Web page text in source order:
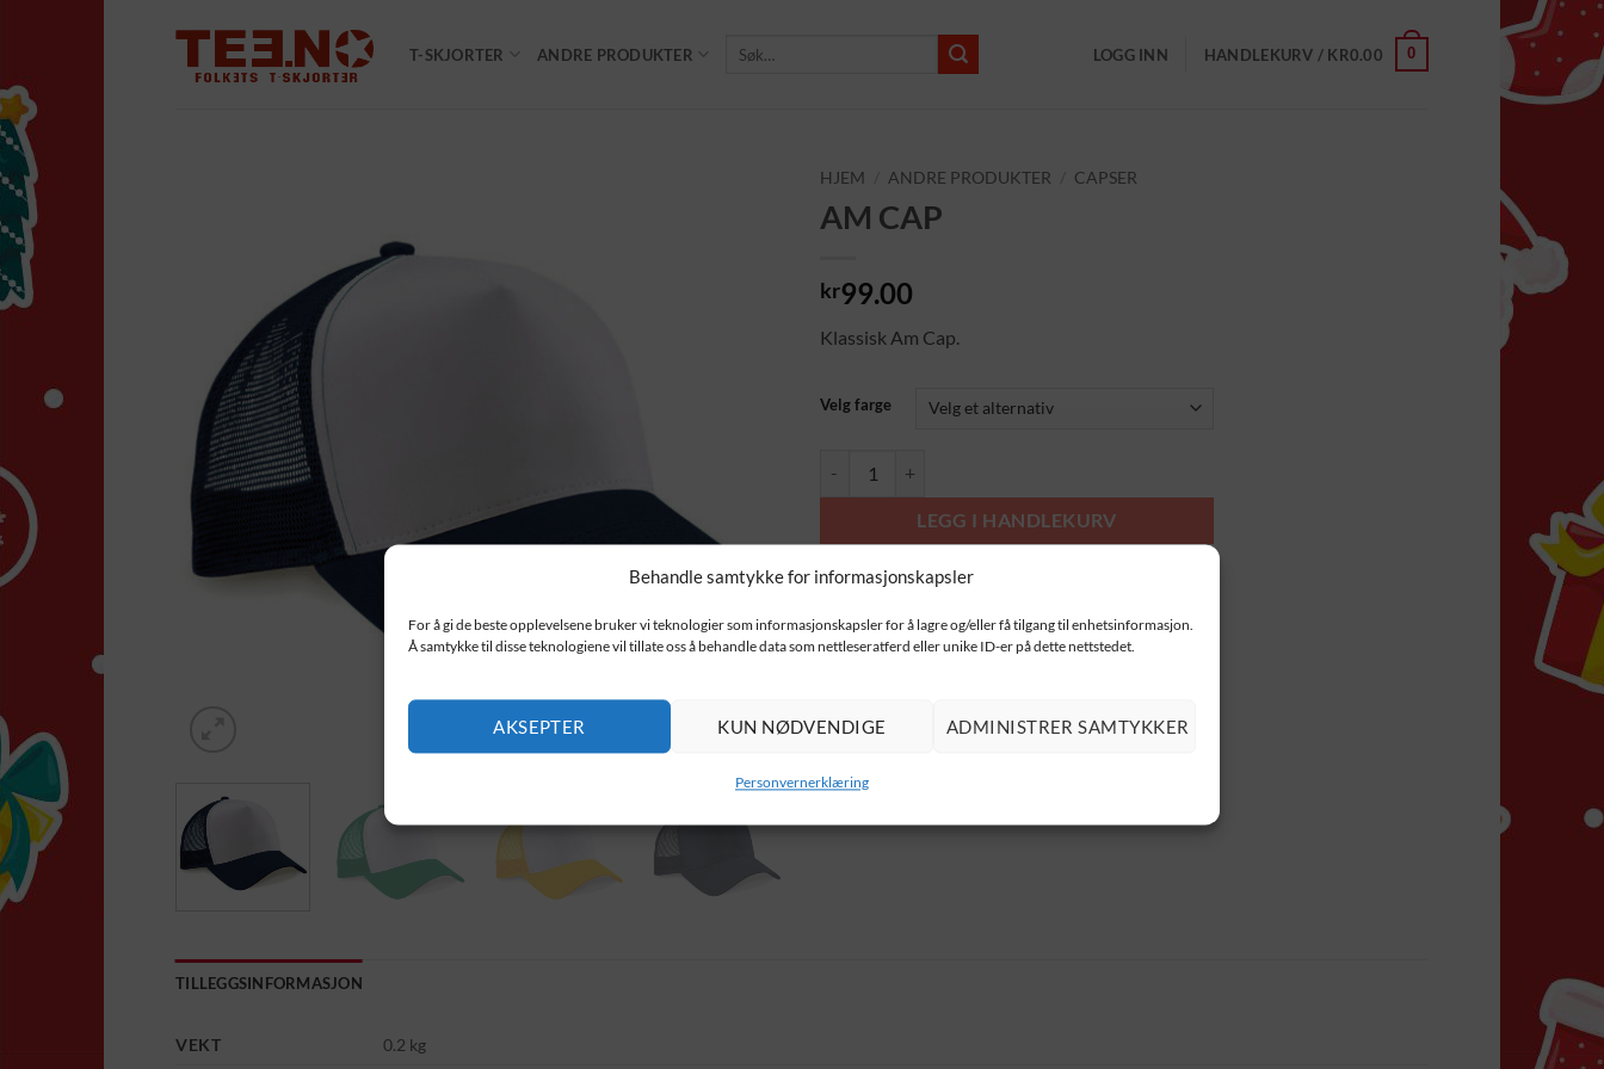
Behandle samtykke for informasjonskapsler
For å gi de beste opplevelsene bruker vi teknologier som informasjonskapsler for å lagre og/eller få tilgang til enhetsinformasjon.
Å samtykke til disse teknologiene vil tillate oss å behandle data som nettleseratferd eller unike ID-er på dette nettstedet.
AKSEPTER KUN NØDVENDIGE ADMINISTRER SAMTYKKER
Personvernerklæring
T-SKJORTER ANDRE PRODUKTER LOGG INN HANDLEKURV / KR0.00 0
HJEM ANDRE PRODUKTER CAPSER
AM CAP
kr99.00
Klassisk Am Cap.
Velg farge
LEGG I HANDLEKURV
TILLEGGSINFORMASJON
VEKT 0.2 kg